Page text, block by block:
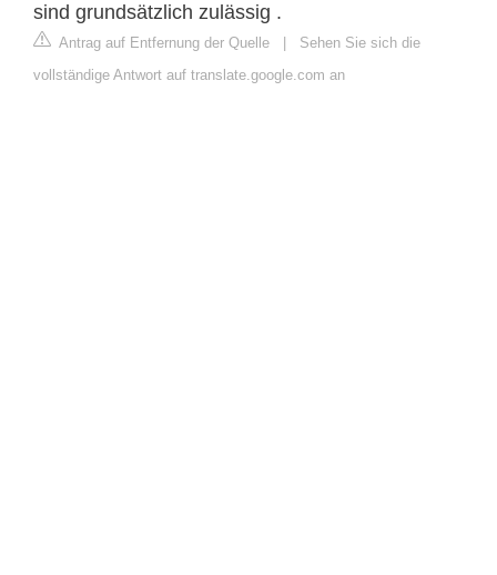
sind grundsätzlich zulässig .
Antrag auf Entfernung der Quelle | Sehen Sie sich die
vollständige Antwort auf translate.google.com an